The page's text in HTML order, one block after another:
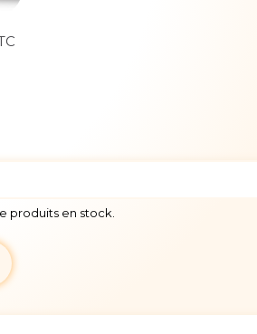
produits en stock.